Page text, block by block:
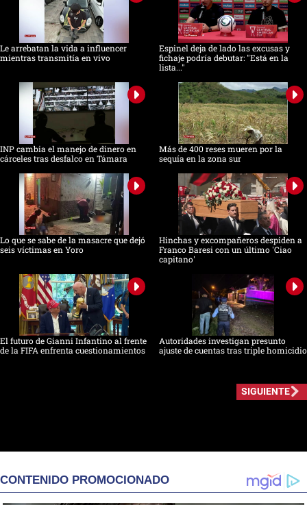
Le arrebatan la vida a influencer
mientras transmitía en vivo
Espinel deja de lado las excusas y
fichaje podría debutar: "Está en la
lista..."
INP cambia el manejo de dinero en
cárceles tras desfalco en Támara
Más de 400 reses mueren por la
sequía en la zona sur
Lo que se sabe de la masacre que dejó
seis víctimas en Yoro
Hinchas y excompañeros despiden a
Franco Baresi con un último 'Ciao
capitano'
El futuro de Gianni Infantino al frente
de la FIFA enfrenta cuestionamientos
Autoridades investigan presunto
ajuste de cuentas tras triple homicidio
SIGUIENTE
CONTENIDO PROMOCIONADO